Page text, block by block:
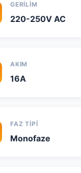
GERILIM
220-250V AC
AKIM
16A
FAZ TIPI
Monofaze